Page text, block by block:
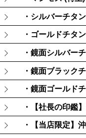
・シルバーチタン
・ゴールドチタン
・鏡面シルバー
・鏡面ブラック
・鏡面ゴールド
・【社長の印鑑
・【当店限定】